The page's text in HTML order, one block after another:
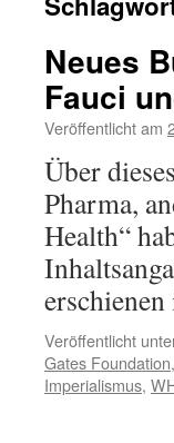
Neues
Fauci
Veröffentlicht am
Über
Pharma,
Health“
Veröffentlicht
Gates Foundation,
Imperialismus,